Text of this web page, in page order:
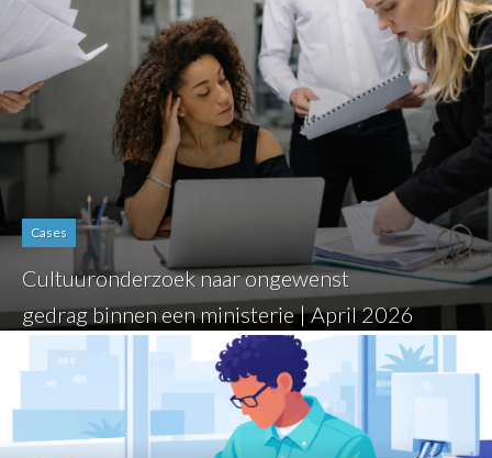
Cases
Cultuuronderzoek naar ongewenst
gedrag binnen een ministerie | April 2026